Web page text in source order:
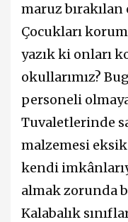
maruz bırakılan
Çocukları
yazık ki onları
okullarımız?
personeli
Tuvaletlerinde
malzemesi
kendi
almak zorunda
Kalabalık